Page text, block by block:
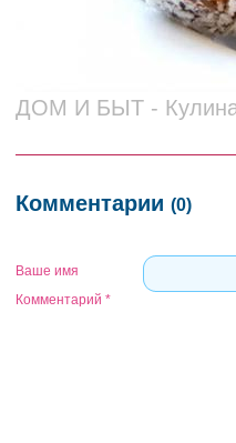
ДОМ И БЫТ -
Комментарии (0)
Ваше имя
Комментарий *